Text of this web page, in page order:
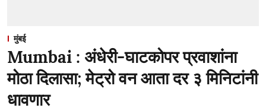
मुंबई
Mumbai : अंधेरी-घाटकोपर प्रवाशांना
मोठा दिलासा; मेट्रो वन आता दर ३ मिनिटांनी
धावणार